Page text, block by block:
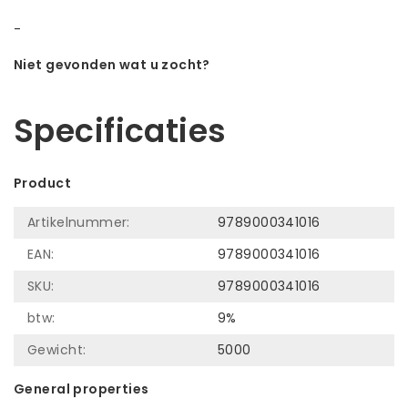
-
Niet gevonden wat u zocht?
Specificaties
Product
Artikelnummer:
9789000341016
EAN:
9789000341016
SKU:
9789000341016
btw:
9%
Gewicht:
5000
General properties